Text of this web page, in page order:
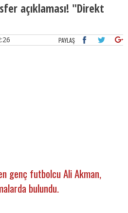
açıklaması! "Direkt
PAYLAŞ
genç futbolcu Ali Akman,
bulundu.